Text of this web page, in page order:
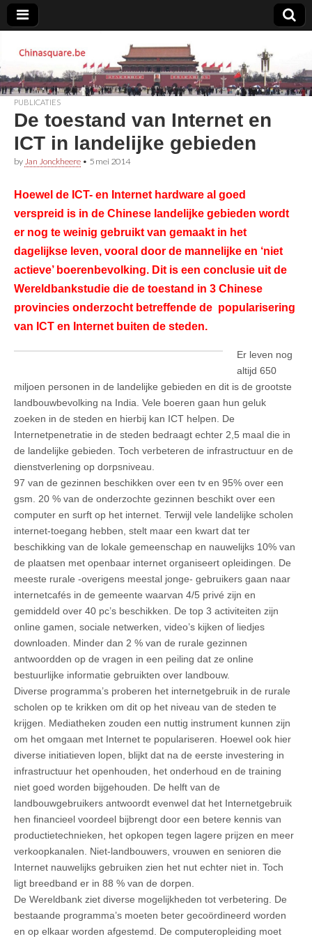
Chinasquare.be
PUBLICATIES
De toestand van Internet en
ICT in landelijke gebieden
by Jan Jonckheere • 5 mei 2014
Hoewel de ICT- en Internet hardware al goed
verspreid is in de Chinese landelijke gebieden wordt
er nog te weinig gebruikt van gemaakt in het
dagelijkse leven, vooral door de mannelijke en ‘niet
actieve’ boerenbevolking. Dit is een conclusie uit de
Wereldbankstudie die de toestand in 3 Chinese
provincies onderzocht betreffende de popularisering
van ICT en Internet buiten de steden.
Er leven nog
altijd 650
miljoen personen in de landelijke gebieden en dit is de grootste
landbouwbevolking na India. Vele boeren gaan hun geluk
zoeken in de steden en hierbij kan ICT helpen. De
Internetpenetratie in de steden bedraagt echter 2,5 maal die in
de landelijke gebieden. Toch verbeteren de infrastructuur en de
dienstverlening op dorpsniveau.
97 van de gezinnen beschikken over een tv en 95% over een
gsm. 20 % van de onderzochte gezinnen beschikt over een
computer en surft op het internet. Terwijl vele landelijke scholen
internet-toegang hebben, stelt maar een kwart dat ter
beschikking van de lokale gemeenschap en nauwelijks 10% van
de plaatsen met openbaar internet organiseert opleidingen. De
meeste rurale -overigens meestal jonge- gebruikers gaan naar
internetcafés in de gemeente waarvan 4/5 privé zijn en
gemiddeld over 40 pc’s beschikken. De top 3 activiteiten zijn
online gamen, sociale netwerken, video’s kijken of liedjes
downloaden. Minder dan 2 % van de rurale gezinnen
antwoordden op de vragen in een peiling dat ze online
bestuurlijke informatie gebruikten over landbouw.
Diverse programma’s proberen het internetgebruik in de rurale
scholen op te krikken om dit op het niveau van de steden te
krijgen. Mediatheken zouden een nuttig instrument kunnen zijn
om het omgaan met Internet te populariseren. Hoewel ook hier
diverse initiatieven lopen, blijkt dat na de eerste investering in
infrastructuur het openhouden, het onderhoud en de training
niet goed worden bijgehouden. De helft van de
landbouwgebruikers antwoordt evenwel dat het Internetgebruik
hen financieel voordeel bijbrengt door een betere kennis van
productietechnieken, het opkopen tegen lagere prijzen en meer
verkoopkanalen. Niet-landbouwers, vrouwen en senioren die
Internet nauwelijks gebruiken zien het nut echter niet in. Toch
ligt breedband er in 88 % van de dorpen.
De Wereldbank ziet diverse mogelijkheden tot verbetering. De
bestaande programma’s moeten beter gecoördineerd worden
en op elkaar worden afgestemd. De computeropleiding moet